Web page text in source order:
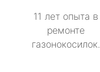
11 лет опыта в
ремонте
газонокосилок.